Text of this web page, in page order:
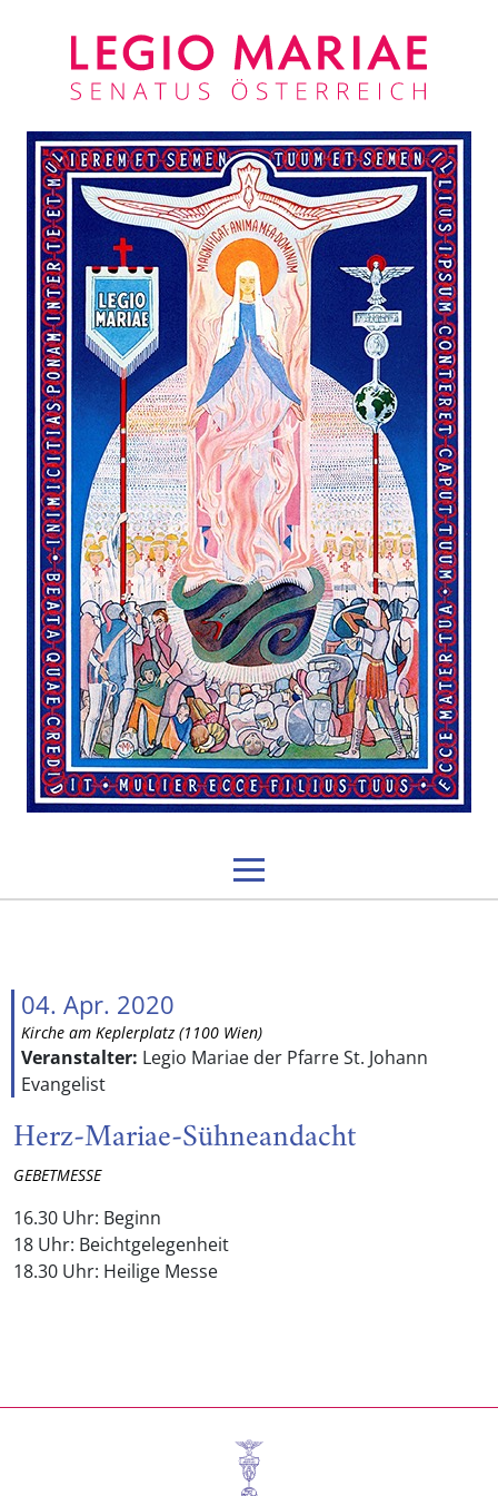
04. Apr. 2020
Kirche am Keplerplatz (1100 Wien)
Veranstalter: Legio Mariae der Pfarre St. Johann
Evangelist
Herz-Mariae-Sühneandacht
GEBETMESSE
16.30 Uhr: Beginn
18 Uhr: Beichtgelegenheit
18.30 Uhr: Heilige Messe